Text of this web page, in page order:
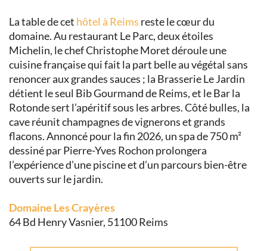
La table de cet hôtel à Reims reste le cœur du
domaine. Au restaurant Le Parc, deux étoiles
Michelin, le chef Christophe Moret déroule une
cuisine française qui fait la part belle au végétal sans
renoncer aux grandes sauces ; la Brasserie Le Jardin
détient le seul Bib Gourmand de Reims, et le Bar la
Rotonde sert l’apéritif sous les arbres. Côté bulles, la
cave réunit champagnes de vignerons et grands
flacons. Annoncé pour la fin 2026, un spa de 750 m²
dessiné par Pierre-Yves Rochon prolongera
l’expérience d’une piscine et d’un parcours bien-être
ouverts sur le jardin.
Domaine Les Crayères
64 Bd Henry Vasnier, 51100 Reims